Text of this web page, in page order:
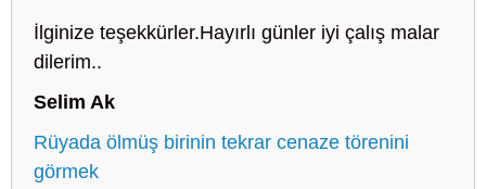
İlginize teşekkürler.Hayırlı günler iyi çalış malar
dilerim..
Selim Ak
Rüyada ölmüş birinin tekrar cenaze törenini
görmek